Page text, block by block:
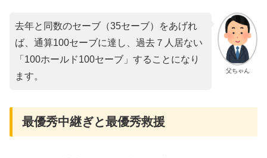
父ちゃん
去年と同数のセーブ（35セーブ）をあげれ
ば、通算100セーブに達し、過去７人居ない
「100ホールド100セーブ」することになり
ます。
最優秀中継ぎと最優秀救援